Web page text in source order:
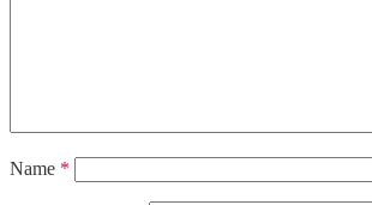
Name *